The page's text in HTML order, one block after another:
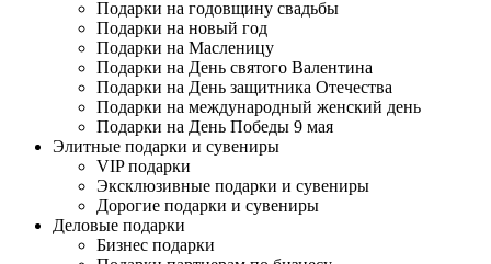
Подарки на годовщину свадьбы
Подарки на новый год
Подарки на Масленицу
Подарки на День святого Валентина
Подарки на День защитника Отечества
Подарки на международный женский день
Подарки на День Победы 9 мая
Элитные подарки и сувениры
VIP подарки
Эксклюзивные подарки и сувениры
Дорогие подарки и сувениры
Деловые подарки
Бизнес подарки